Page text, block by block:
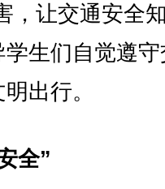
，让交通安全
生们自觉遵
出行。
全”